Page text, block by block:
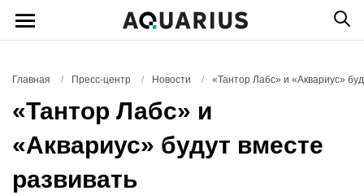
Главная / Пресс-центр / Новости / «Тантор Лабс» и «Аквариус»
«Тантор Лабс» и
«Аквариус» будут вместе
развивать